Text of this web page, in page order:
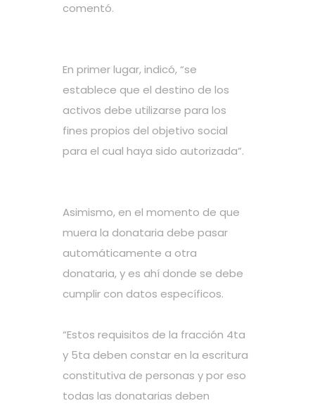
comentó.
En primer lugar, indicó, “se
establece que el destino de los
activos debe utilizarse para los
fines propios del objetivo social
para el cual haya sido autorizada”.
Asimismo, en el momento de que
muera la donataria debe pasar
automáticamente a otra
donataria, y es ahí donde se debe
cumplir con datos específicos.
“Estos requisitos de la fracción 4ta
y 5ta deben constar en la escritura
constitutiva de personas y por eso
todas las donatarias deben